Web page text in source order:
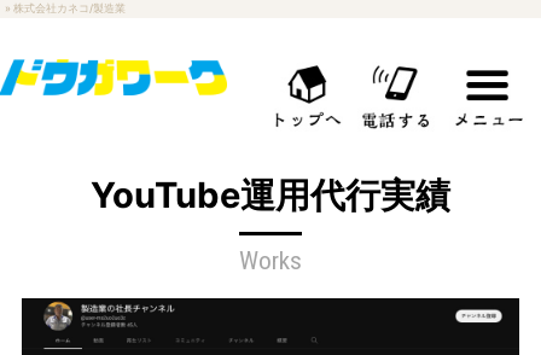
» 株式会社カネコ/製造業
YouTube運用代行実績
Works